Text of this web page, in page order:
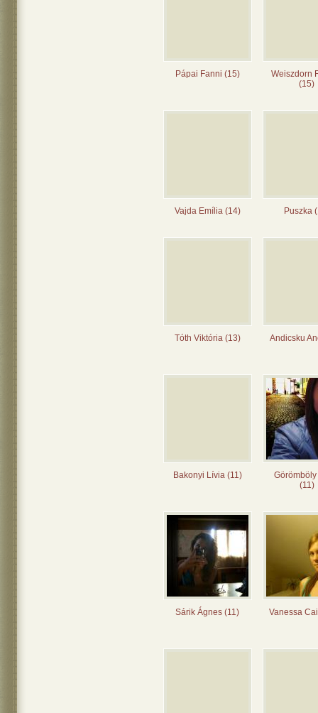
Pápai Fanni (15)
Weiszdorn
(15)
Vajda Emília (14) Puszka
Tóth Viktória (13) Andicsku
Bakonyi Lívia (11)
(11)
Sárik Ágnes (11) Vanessa